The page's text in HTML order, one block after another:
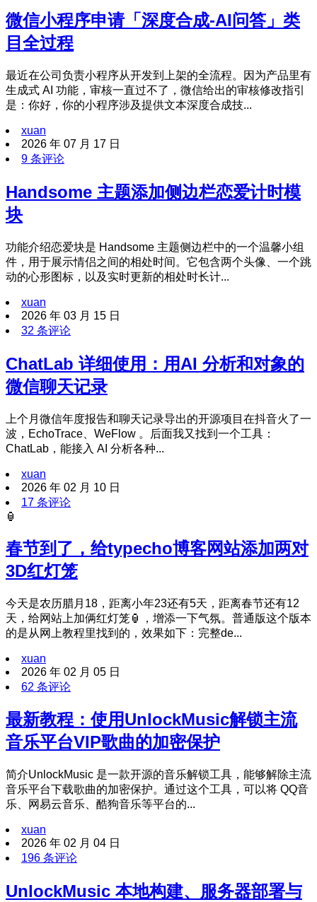
微信小程序申请「深度合成-AI问答」类
目全过程
最近在公司负责小程序从开发到上架的全流程。因为产品里有
生成式 AI 功能，审核一直过不了，微信给出的审核修改指引
是：你好，你的小程序涉及提供文本深度合成技...
xuan
2026 年 07 月 17 日
9 条评论
Handsome 主题添加侧边栏恋爱计时模
块
功能介绍恋爱块是 Handsome 主题侧边栏中的一个温馨小组
件，用于展示情侣之间的相处时间。它包含两个头像、一个跳
动的心形图标，以及实时更新的相处时长计...
xuan
2026 年 03 月 15 日
32 条评论
ChatLab 详细使用：用AI 分析和对象的
微信聊天记录
上个月微信年度报告和聊天记录导出的开源项目在抖音火了一
波，EchoTrace、WeFlow 。后面我又找到一个工具：
ChatLab，能接入 AI 分析各种...
xuan
2026 年 02 月 10 日
17 条评论
🏮
春节到了，给typecho博客网站添加两对
3D红灯笼
今天是农历腊月18，距离小年23还有5天，距离春节还有12
天，给网站上加俩红灯笼🏮，增添一下气氛。普通版这个版本
的是从网上教程里找到的，效果如下：完整de...
xuan
2026 年 02 月 05 日
62 条评论
最新教程：使用UnlockMusic解锁主流
音乐平台VIP歌曲的加密保护
简介UnlockMusic 是一款开源的音乐解锁工具，能够解除主流
音乐平台下载歌曲的加密保护。通过这个工具，可以将 QQ音
乐、网易云音乐、酷狗音乐等平台的...
xuan
2026 年 02 月 04 日
196 条评论
UnlockMusic 本地构建、服务器部署与